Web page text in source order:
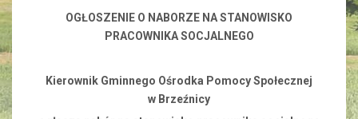
OGŁOSZENIE O NABORZE NA STANOWISKO
PRACOWNIKA SOCJALNEGO
Kierownik Gminnego Ośrodka Pomocy Społecznej
w Brzeźnicy